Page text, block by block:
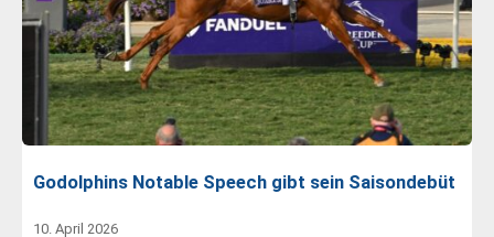
Godolphins Notable Speech gibt sein Saisondebüt
10. April 2026